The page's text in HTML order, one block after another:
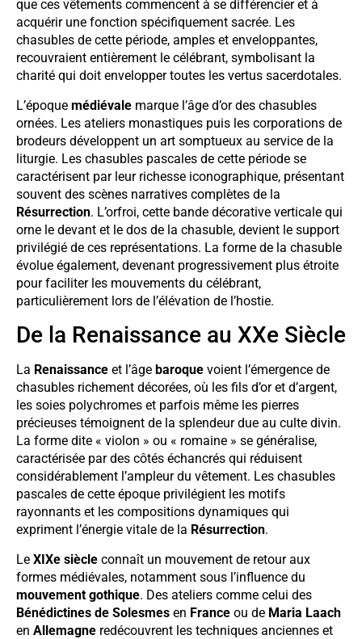
que ces vêtements commencent à se différencier et à
acquérir une fonction spécifiquement sacrée. Les
chasubles de cette période, amples et enveloppantes,
recouvraient entièrement le célébrant, symbolisant la
charité qui doit envelopper toutes les vertus sacerdotales.
L’époque médiévale marque l’âge d’or des chasubles
ornées. Les ateliers monastiques puis les corporations de
brodeurs développent un art somptueux au service de la
liturgie. Les chasubles pascales de cette période se
caractérisent par leur richesse iconographique, présentant
souvent des scènes narratives complètes de la
Résurrection. L’orfroi, cette bande décorative verticale qui
orne le devant et le dos de la chasuble, devient le support
privilégié de ces représentations. La forme de la chasuble
évolue également, devenant progressivement plus étroite
pour faciliter les mouvements du célébrant,
particulièrement lors de l’élévation de l’hostie.
De la Renaissance au XXe Siècle
La Renaissance et l’âge baroque voient l’émergence de
chasubles richement décorées, où les fils d’or et d’argent,
les soies polychromes et parfois même les pierres
précieuses témoignent de la splendeur due au culte divin.
La forme dite « violon » ou « romaine » se généralise,
caractérisée par des côtés échancrés qui réduisent
considérablement l’ampleur du vêtement. Les chasubles
pascales de cette époque privilégient les motifs
rayonnants et les compositions dynamiques qui
expriment l’énergie vitale de la Résurrection.
Le XIXe siècle connaît un mouvement de retour aux
formes médiévales, notamment sous l’influence du
mouvement gothique. Des ateliers comme celui des
Bénédictines de Solesmes en France ou de Maria Laach
en Allemagne redécouvrent les techniques anciennes et